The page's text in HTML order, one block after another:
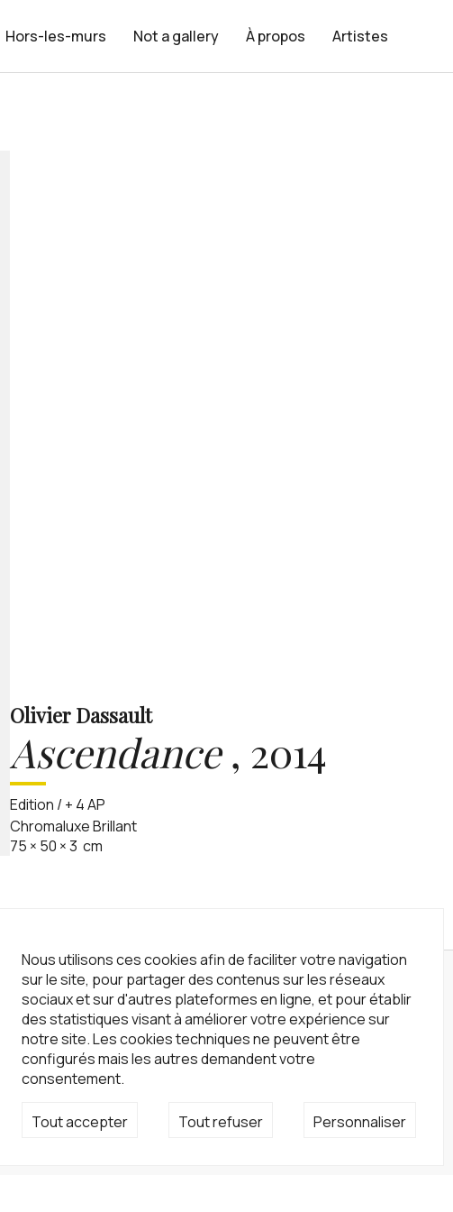
Nous utilisons ces cookies afin de faciliter votre navigation
sur le site, pour partager des contenus sur les réseaux
sociaux et sur d'autres plateformes en ligne, et pour établir
des statistiques visant à améliorer votre expérience sur
notre site. Les cookies techniques ne peuvent être
configurés mais les autres demandent votre
consentement.
Tout accepter Tout refuser Personnaliser
Hors-les-murs Not a gallery À propos Artistes
Olivier Dassault
Ascendance, 2014
Edition / + 4 AP
Chromaluxe Brillant
75 × 50 ×3 cm
Newsletter
Inscrivez-vous à notre newsletter !
S'inscrire
Réseaux sociaux